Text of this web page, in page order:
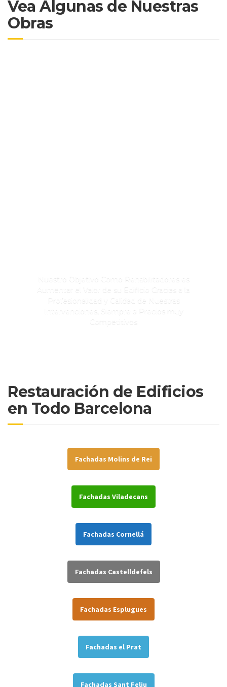
Vea Algunas de Nuestras
Obras
Nuestro Objetivo Como Rehabilitadores es
Aumentar el Valor de su Edificio Gracias a la
Profesionalidad y Calidad de Nuestras
Intervenciones, Siempre a Precios muy
Competitivos
Restauración de Edificios
en Todo Barcelona
Fachadas Molins de Rei
Fachadas Viladecans
Fachadas Cornellá
Fachadas Castelldefels
Fachadas Esplugues
Fachadas el Prat
Fachadas Sant Feliu